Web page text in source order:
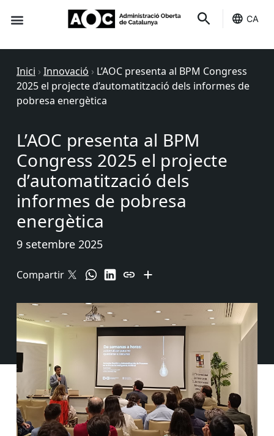
CA
Inici › Innovació › L’AOC presenta al BPM Congress
2025 el projecte d’automatització dels informes de
pobresa energètica
L’AOC presenta al BPM
Congress 2025 el projecte
d’automatització dels
informes de pobresa
energètica
9 setembre 2025
Compartir